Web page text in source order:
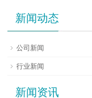
新闻动态
公司新闻
行业新闻
新闻资讯